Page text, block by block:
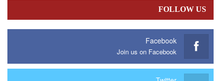
FOLLOW US
Facebook
Join us on Facebook